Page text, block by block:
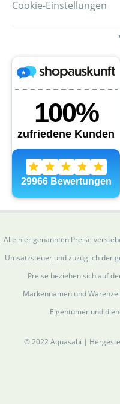
Cookie-Einstellungen
Alle hier genannten Preise
Umsatzsteuer und zuzüglich der
Preise beziehen sich auf
Markennamen und
Eigentümer und
© 2022 Aquasabi |